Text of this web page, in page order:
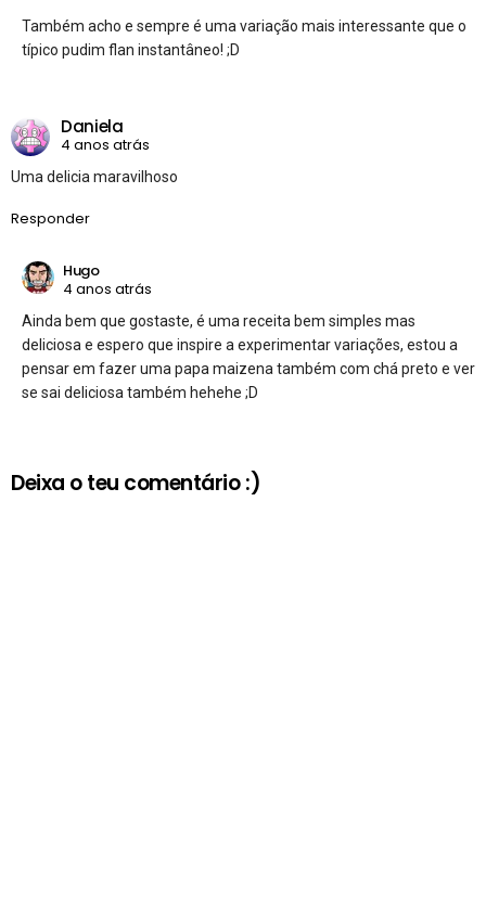
Também acho e sempre é uma variação mais interessante que o
típico pudim flan instantâneo! ;D
Daniela
4 anos atrás
Uma delicia maravilhoso
Responder
Hugo
4 anos atrás
Ainda bem que gostaste, é uma receita bem simples mas
deliciosa e espero que inspire a experimentar variações, estou a
pensar em fazer uma papa maizena também com chá preto e ver
se sai deliciosa também hehehe ;D
Deixa o teu comentário :)